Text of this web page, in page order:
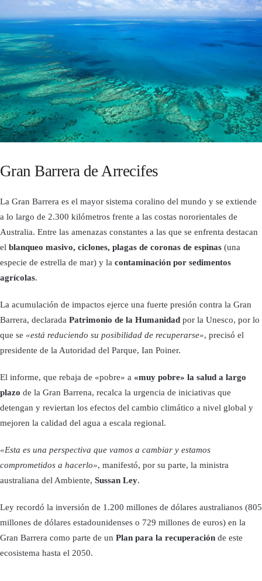
Gran Barrera de Arrecifes
La Gran Barrera es el mayor sistema coralino del mundo y se extiende
a lo largo de 2.300 kilómetros frente a las costas nororientales de
Australia. Entre las amenazas constantes a las que se enfrenta destacan
el blanqueo masivo, ciclones, plagas de coronas de espinas (una
especie de estrella de mar) y la contaminación por sedimentos
agrícolas.
La acumulación de impactos ejerce una fuerte presión contra la Gran
Barrera, declarada Patrimonio de la Humanidad por la Unesco, por lo
que se «está reduciendo su posibilidad de recuperarse», precisó el
presidente de la Autoridad del Parque, Ian Poiner.
El informe, que rebaja de «pobre» a «muy pobre» la salud a largo
plazo de la Gran Barrena, recalca la urgencia de iniciativas que
detengan y reviertan los efectos del cambio climático a nivel global y
mejoren la calidad del agua a escala regional.
«Esta es una perspectiva que vamos a cambiar y estamos
comprometidos a hacerlo», manifestó, por su parte, la ministra
australiana del Ambiente, Sussan Ley.
Ley recordó la inversión de 1.200 millones de dólares australianos (805
millones de dólares estadounidenses o 729 millones de euros) en la
Gran Barrera como parte de un Plan para la recuperación de este
ecosistema hasta el 2050.